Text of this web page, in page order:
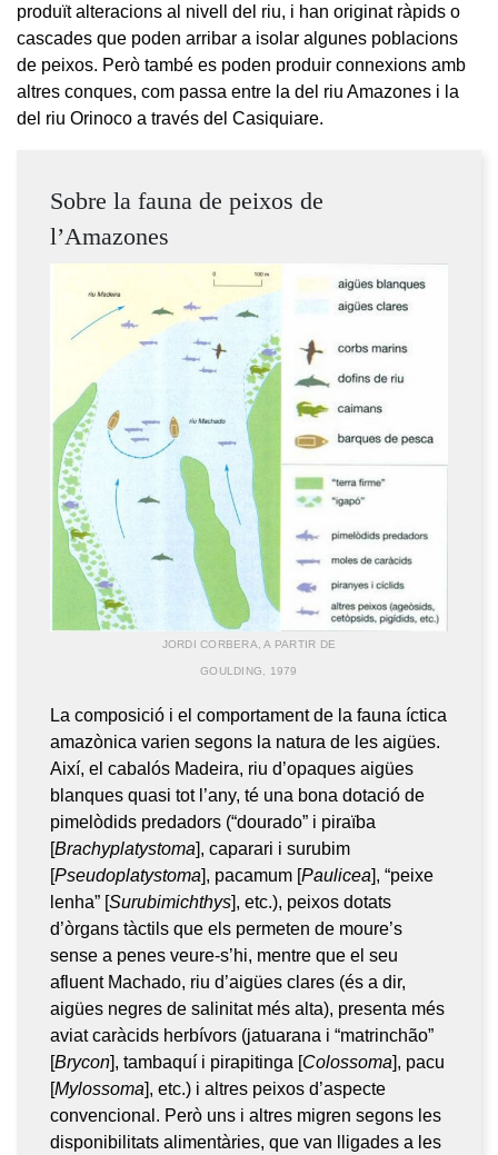
produït alteracions al nivell del riu, i han originat ràpids o
cascades que poden arribar a isolar algunes poblacions
de peixos. Però també es poden produir connexions amb
altres conques, com passa entre la del riu Amazones i la
del riu Orinoco a través del Casiquiare.
Sobre la fauna de peixos de
l’Amazones
JORDI CORBERA, A PARTIR DE
GOULDING, 1979
La composició i el comportament de la fauna íctica
amazònica varien segons la natura de les aigües.
Així, el cabalós Madeira, riu d’opaques aigües
blanques quasi tot l’any, té una bona dotació de
pimelòdids predadors (“dourado” i piraïba
[Brachyplatystoma], caparari i surubim
[Pseudoplatystoma], pacamum [Paulicea], “peixe
lenha” [Surubimichthys], etc.), peixos dotats
d’òrgans tàctils que els permeten de moure’s
sense a penes veure-s’hi, mentre que el seu
afluent Machado, riu d’aigües clares (és a dir,
aigües negres de salinitat més alta), presenta més
aviat caràcids herbívors (jatuarana i “matrinchão”
[Brycon], tambaquí i pirapitinga [Colossoma], pacu
[Mylossoma], etc.) i altres peixos d’aspecte
convencional. Però uns i altres migren segons les
disponibilitats alimentàries, que van lligades a les